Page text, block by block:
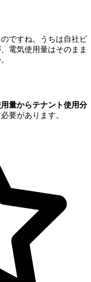
ですね。うちは自社ビ
電気使用量はそのまま
量からテナント使用分
要があります。